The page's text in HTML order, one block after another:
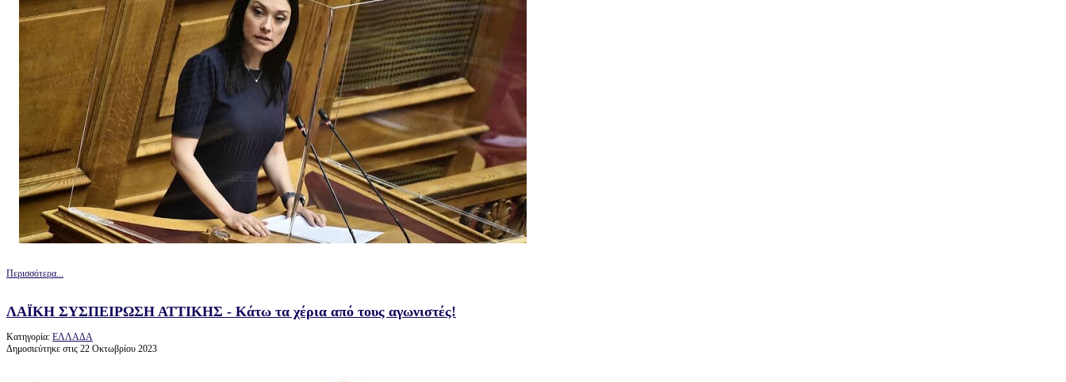
Περισσότερα...
ΛΑΪΚΗ ΣΥΣΠΕΙΡΩΣΗ ΑΤΤΙΚΗΣ - Κάτω τα χέρια από τους αγωνιστές!
Κατηγορία: ΕΛΛΑΔΑ
Δημοσιεύτηκε στις 22 Οκτωβρίου 2023